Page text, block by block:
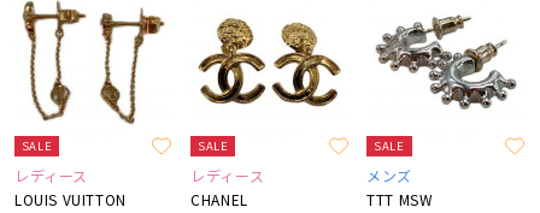
SALE
レディース
LOUIS VUITTON
SALE
レディース
CHANEL
SALE
メンズ
TTT MSW